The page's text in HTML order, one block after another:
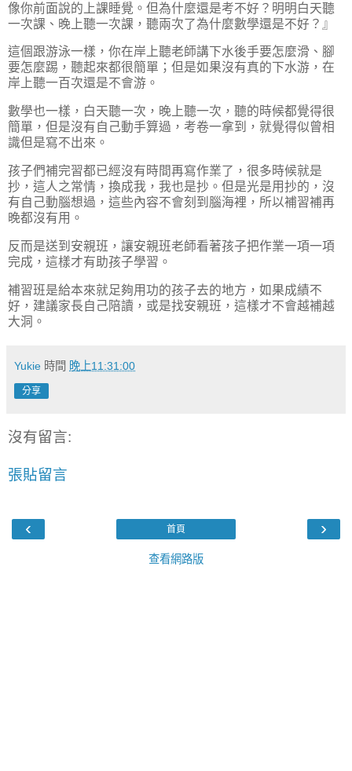
像你前面說的上課睡覺。但為什麼還是考不好？明明白天聽
一次課、晚上聽一次課，聽兩次了為什麼數學還是不好？』
這個跟游泳一樣，你在岸上聽老師講下水後手要怎麼滑、腳
要怎麼踢，聽起來都很簡單；但是如果沒有真的下水游，在
岸上聽一百次還是不會游。
數學也一樣，白天聽一次，晚上聽一次，聽的時候都覺得很
簡單，但是沒有自己動手算過，考卷一拿到，就覺得似曾相
識但是寫不出來。
孩子們補完習都已經沒有時間再寫作業了，很多時候就是
抄，這人之常情，換成我，我也是抄。但是光是用抄的，沒
有自己動腦想過，這些內容不會刻到腦海裡，所以補習補再
晚都沒有用。
反而是送到安親班，讓安親班老師看著孩子把作業一項一項
完成，這樣才有助孩子學習。
補習班是給本來就足夠用功的孩子去的地方，如果成績不
好，建議家長自己陪讀，或是找安親班，這樣才不會越補越
大洞。
Yukie 時間 晚上11:31:00
分享
沒有留言:
張貼留言
‹ ›
首頁
查看網路版